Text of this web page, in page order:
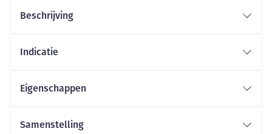
Beschrijving
Indicatie
Eigenschappen
Samenstelling